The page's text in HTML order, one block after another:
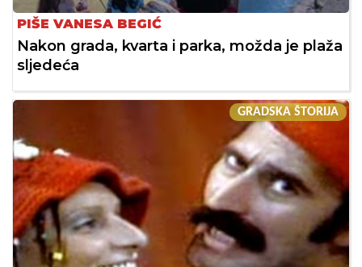
PIŠE VANESA BEGIĆ
Nakon grada, kvarta i parka, možda je plaža
sljedeća
GRADSKA ŠTORIJA